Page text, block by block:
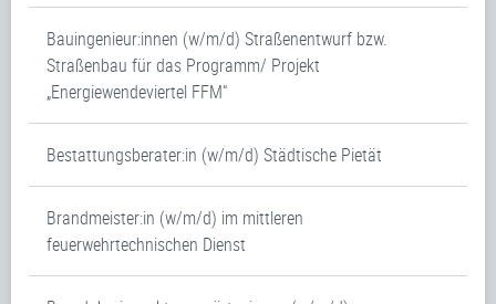
Bauingenieur:innen (w/m/d) Straßenentwurf bzw.
Straßenbau für das Programm/ Projekt
„Energiewendeviertel FFM“
Bestattungsberater:in (w/m/d) Städtische Pietät
Brandmeister:in (w/m/d) im mittleren
feuerwehrtechnischen Dienst